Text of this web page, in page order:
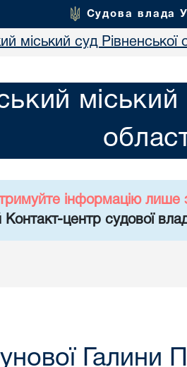
Судова влада
міський суд Рівненської
міський
інформацію лише
центр судової
Галини